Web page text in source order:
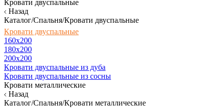
Кровати двуспальные
Назад
Каталог/Спальня/Кровати двуспальные
Кровати двуспальные
160х200
180x200
200x200
Кровати двуспальные из дуба
Кровати двуспальные из сосны
Кровати металлические
Назад
Каталог/Спальня/Кровати металлические